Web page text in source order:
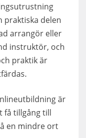
praktiska delen
arrangör eller
instruktör, och
praktik är
är
få tillgång till
en mindre ort